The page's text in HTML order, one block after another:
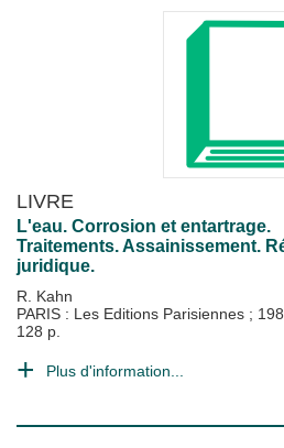
LIVRE
L'eau. Corrosion et entartrage.
Traitements. Assainissement.
juridique.
R. Kahn
PARIS : Les Editions Parisiennes ;
128 p.
Plus d'information...